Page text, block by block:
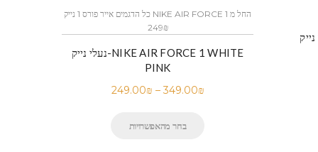
כל הדגמים אייר פורס 1 נייק NIKE AIR FORCE 1 החל מ
249₪
נעלי נייק-NIKE AIR FORCE 1 WHITE
PINK
249.00₪ – 349.00₪
בחר מהאפשרויות